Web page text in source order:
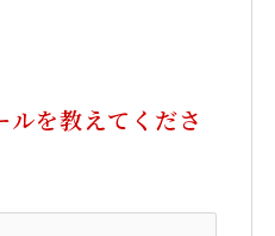
ルを教えてくださ